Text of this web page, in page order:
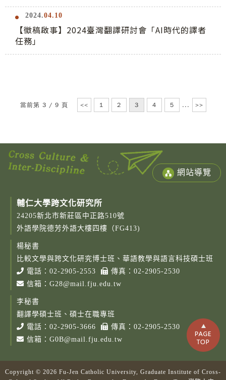
2024.04.10
【徵稿啟事】2024臺灣翻譯研討會「AI時代的譯者
任務」
當前第 3 / 9 頁 << 1 2 3 4 5 ... >>
網站導覽
輔仁大學跨文化研究所
24205新北市新莊區中正路510號
外語學院德芳外語大樓四樓（FG413)
楊秘書
比較文學與跨文化研究博士班、華語教學與語言科技碩士班
電話： 02-2905-2553
傳真：02-2905-2530
信箱： G28@mail.fju.edu.tw
李秘書
翻譯學碩士班、碩士在職專班
電話： 02-2905-3666
傳真：02-2905-2530
信箱： G0B@mail.fju.edu.tw
Copyright © 2026 Fu-Jen Catholic University, Graduate Institute of Cross-